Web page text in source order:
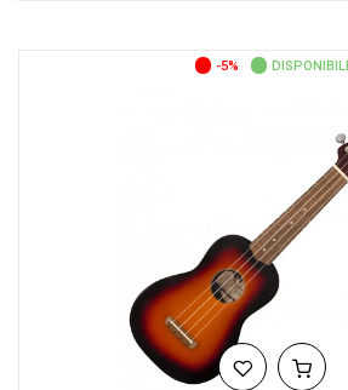
-5%